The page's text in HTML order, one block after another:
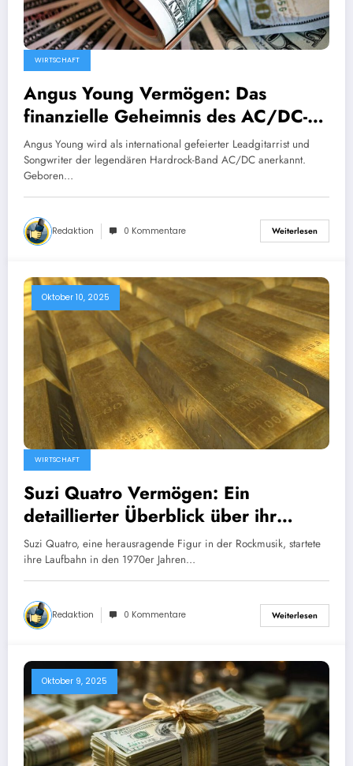
WIRTSCHAFT
Angus Young Vermögen: Das
finanzielle Geheimnis des AC/DC-
Gitarristen
Angus Young wird als international gefeierter Leadgitarrist und
Songwriter der legendären Hardrock-Band AC/DC anerkannt.
Geboren…
Redaktion 0 Kommentare Weiterlesen
Oktober 10, 2025
WIRTSCHAFT
Suzi Quatro Vermögen: Ein
detaillierter Überblick über ihr
angesammeltes Vermögen 2024
Suzi Quatro, eine herausragende Figur in der Rockmusik, startete
ihre Laufbahn in den 1970er Jahren…
Redaktion 0 Kommentare Weiterlesen
Oktober 9, 2025